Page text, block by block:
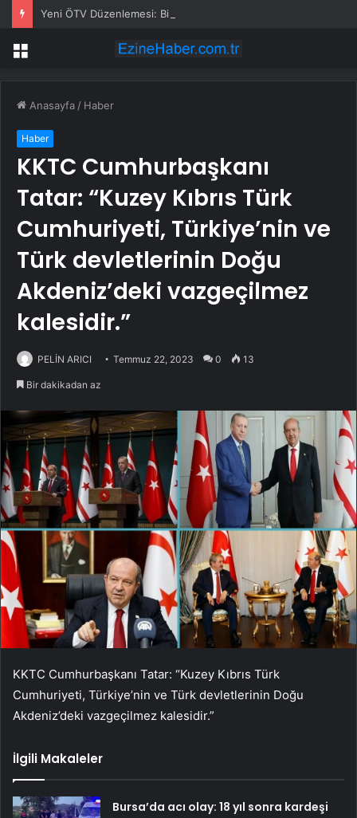
Menü
Anasayfa / Haber
Haber
KKTC Cumhurbaşkanı
Tatar: “Kuzey Kıbrıs Türk
Cumhuriyeti, Türkiye’nin ve
Türk devletlerinin Doğu
Akdeniz’deki vazgeçilmez
kalesidir.”
PELİN ARICI Temmuz 22, 2023 0 13
Bir dakikadan az
KKTC Cumhurbaşkanı Tatar: “Kuzey Kıbrıs Türk
Cumhuriyeti, Türkiye’nin ve Türk devletlerinin Doğu
Akdeniz’deki vazgeçilmez kalesidir.”
İlgili Makaleler
Bursa’da acı olay: 18 yıl sonra kardeşi